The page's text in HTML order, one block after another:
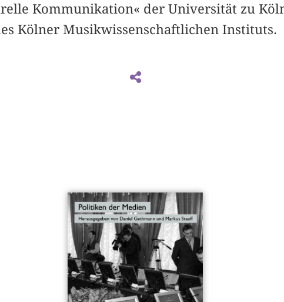
Kommunikation« der Universität zu
Kölner Musikwissenschaftlichen Instituts.